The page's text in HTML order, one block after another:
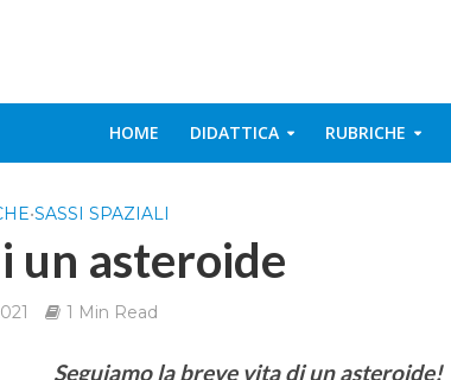
HOME DIDATTICA RUBRICHE
•SASSI SPAZIALI
un asteroide
1 Min Read
Seguiamo la breve vita di un asteroide!